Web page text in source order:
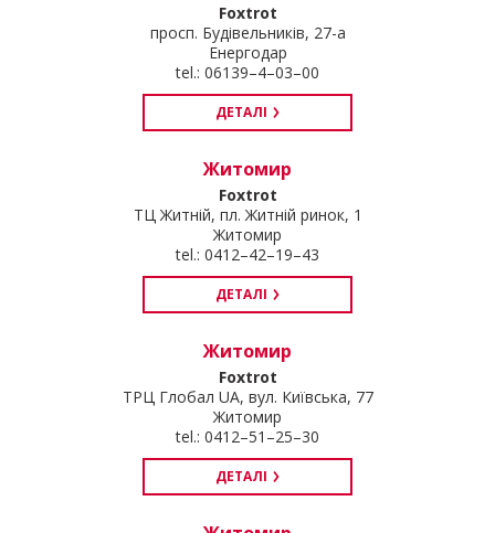
Foxtrot
просп. Будівельників, 27-а
Енергодар
tel.: 06139–4–03–00
ДЕТАЛІ
Житомир
Foxtrot
ТЦ Житній, пл. Житній ринок, 1
Житомир
tel.: 0412–42–19–43
ДЕТАЛІ
Житомир
Foxtrot
ТРЦ Глобал UA, вул. Київська, 77
Житомир
tel.: 0412–51–25–30
ДЕТАЛІ